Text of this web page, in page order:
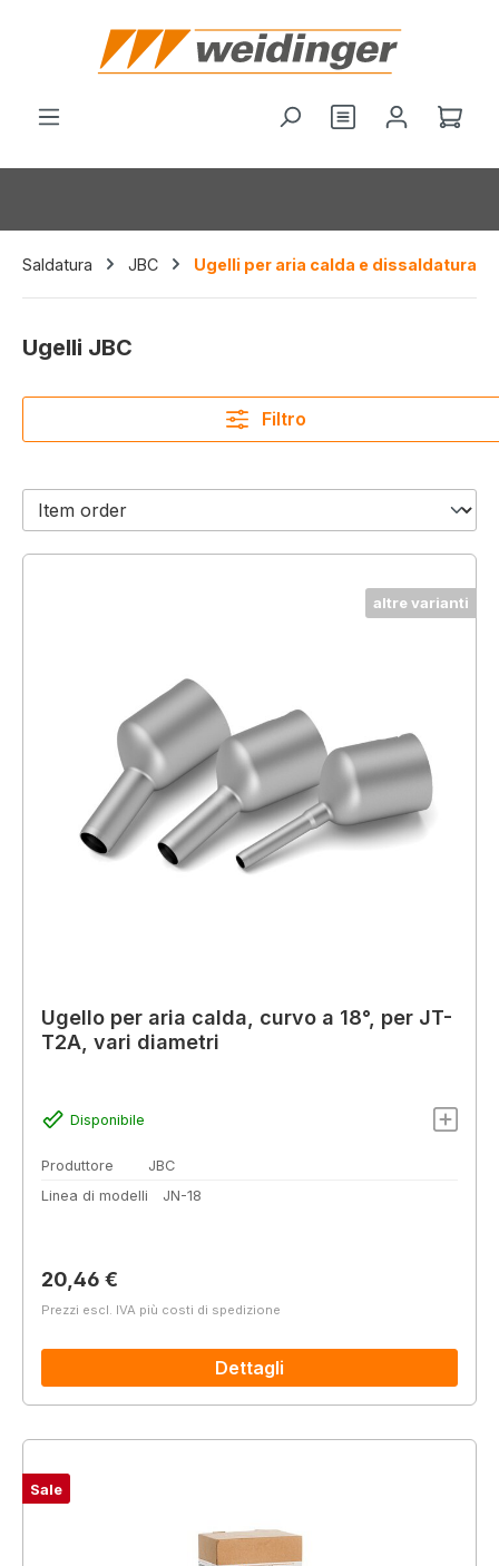
principale
Hai 0 articoliIl
Saldatura JBC Ugelli per aria calda e dissaldatura
Ugelli JBC
Filtro
altre varianti
Ugello per aria calda, curvo a 18°, per JT-
T2A, vari diametri
Disponibile
Produttore
JBC
Linea di modelli
JN-18
Prezzo normale:
20,46 €
Prezzi escl. IVA più costi di spedizione
Dettagli
Sale